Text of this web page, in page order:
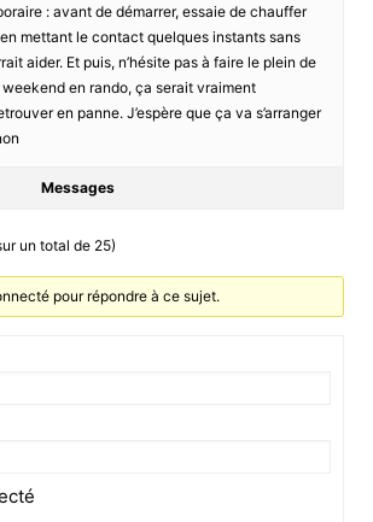
: avant de démarrer, essaie de chauffer
mettant le contact quelques instants sans
aider. Et puis, n’hésite pas à faire le plein de
en rando, ça serait vraiment
en panne. J’espère que ça va s’arranger
Messages
un total de 25)
pour répondre à ce sujet.